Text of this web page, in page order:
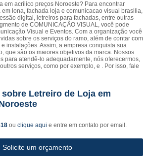
em acrílico preços Noroeste? Para encontrar
lona, fachada loja e comunicacao visual brasilia,
digital, letreiros para fachadas, entre outras
de COMUNICAÇÃO VISUAL, você pode
Visual e Eventos. Com a organização você
sobre os serviços do ramo, além de contar com
instalações. Assim, a empresa conquista sua
que são os maiores objetivos da marca. Nossos
para atendê-lo adequadamente, nós oferecermos,
serviços, como por exemplo, e . Por isso, fale
Letreiro de Loja em
ou clique aqui e entre em contato por email.
Solicite um orçamento